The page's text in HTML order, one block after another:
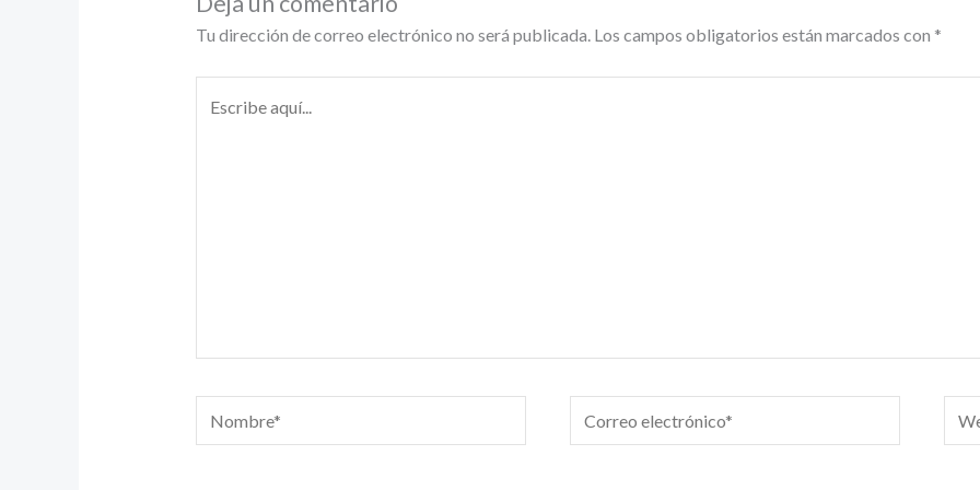
Tu dirección de correo electrónico no será publicada. Los campos obligatorios están marcados con *
Nombre*
Correo
electrónico*
Web